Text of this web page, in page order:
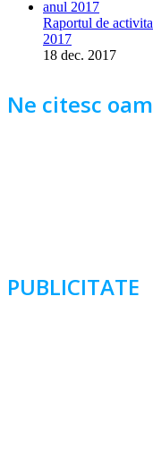
Raportul de
2017
18 dec. 2017
Ne citesc
PUBLICITATE